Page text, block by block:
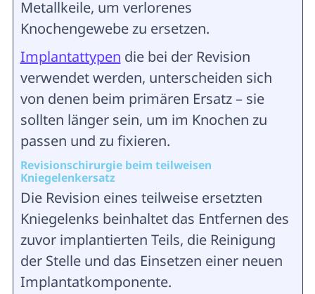
Metallkeile, um verlorenes
Knochengewebe zu ersetzen.
Implantattypen die bei der Revision
verwendet werden, unterscheiden sich
von denen beim primären Ersatz – sie
sollten länger sein, um im Knochen zu
passen und zu fixieren.
Revisionschirurgie beim teilweisen
Kniegelenkersatz
Die Revision eines teilweise ersetzten
Kniegelenks beinhaltet das Entfernen des
zuvor implantierten Teils, die Reinigung
der Stelle und das Einsetzen einer neuen
Implantatkomponente.